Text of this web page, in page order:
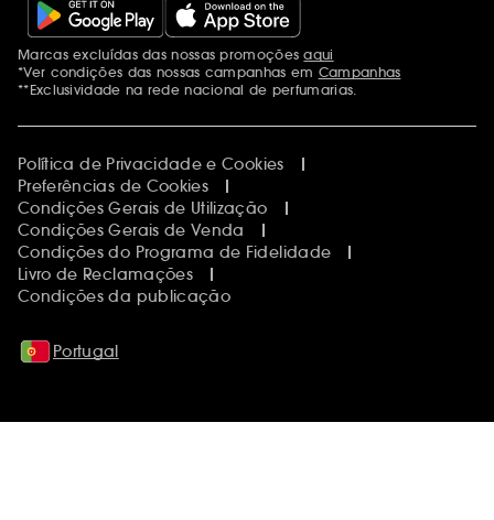
Menções adicionais
Marcas excluídas das nossas promoçõesaqui
*Ver condições das nossas campanhas em Campanhas
**Exclusividade na rede nacional de perfumarias.
Política de Privacidade e Cookies
Preferências de Cookies
Condições Gerais de Utilização
Condições Gerais de Venda
Condições do Programa de Fidelidade
Livro de Reclamações
Condições da publicação
Portugal